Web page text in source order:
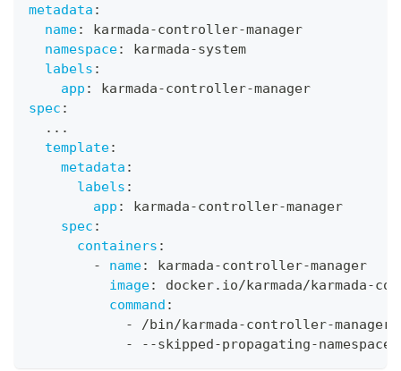
metadata :
name: karmada-controller-manager
namespace: karmada-system
labels :
app : karmada-controller-manager
spec :
...
template:
metadata :
labels :
app : karmada-controller-manager
spec :
containers :
-
name: karmada-controller-manager
image: docker.io/karmada/karmada-
command :
-
/bin/karmada-controller-manager
-
- -skipped -propagating-